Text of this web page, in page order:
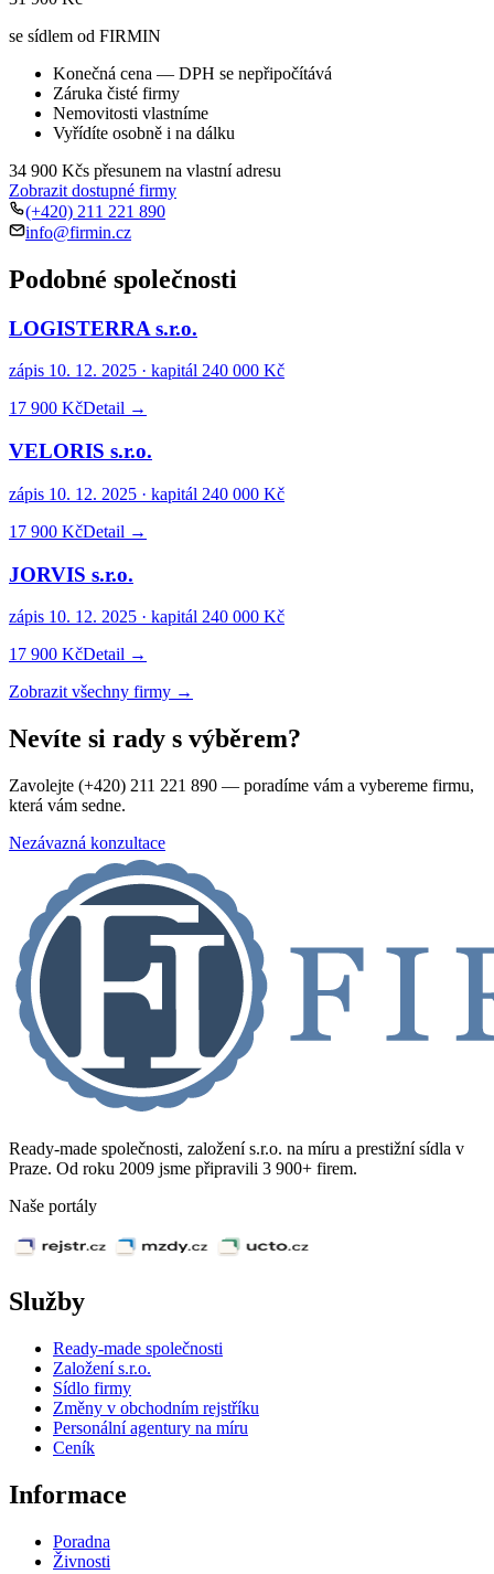
se sídlem od FIRMIN
Konečná cena — DPH se nepřipočítává
Záruka čisté firmy
Nemovitosti vlastníme
Vyřídíte osobně i na dálku
34 900 Kčs přesunem na vlastní adresu
Zobrazit dostupné firmy
(+420) 211 221 890
info@firmin.cz
Podobné společnosti
LOGISTERRA s.r.o.
zápis 10. 12. 2025 · kapitál 240 000 Kč
17 900 KčDetail →
VELORIS s.r.o.
zápis 10. 12. 2025 · kapitál 240 000 Kč
17 900 KčDetail →
JORVIS s.r.o.
zápis 10. 12. 2025 · kapitál 240 000 Kč
17 900 KčDetail →
Zobrazit všechny firmy →
Nevíte si rady s výběrem?
Zavolejte (+420) 211 221 890 — poradíme vám a vybereme firmu,
která vám sedne.
Nezávazná konzultace
Ready-made společnosti, založení s.r.o. na míru a prestižní sídla v
Praze. Od roku 2009 jsme připravili 3 900+ firem.
Naše portály
Služby
Ready-made společnosti
Založení s.r.o.
Sídlo firmy
Změny v obchodním rejstříku
Personální agentury na míru
Ceník
Informace
Poradna
Živnosti